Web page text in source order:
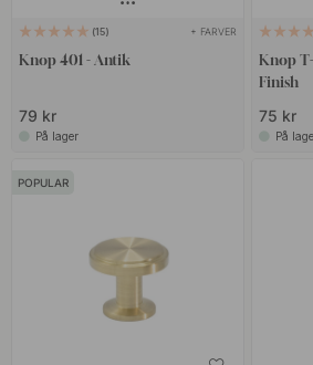
15 + FARVER
Knop 401 - Antik
79 kr
På lager
Knop
Finish
75 kr
På
POPULAR